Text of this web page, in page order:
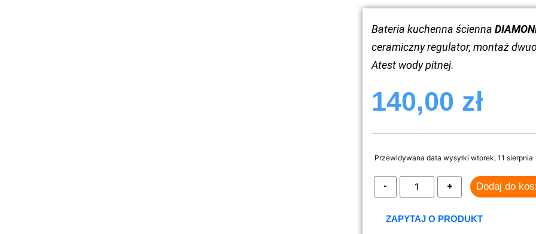
Bateria kuchenna ścienna
ceramiczny regulator, montaż
Atest wody pitnej.
140,00 zł
Przewidywana data wysyłki wtorek, 11 sierpnia
Dodaj do
ZAPYTAJ O PRODUKT